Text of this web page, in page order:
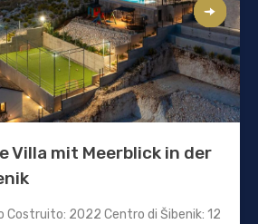
Villa mit Meerblick in der
Costruito: 2022 Centro di Šibenik: 12